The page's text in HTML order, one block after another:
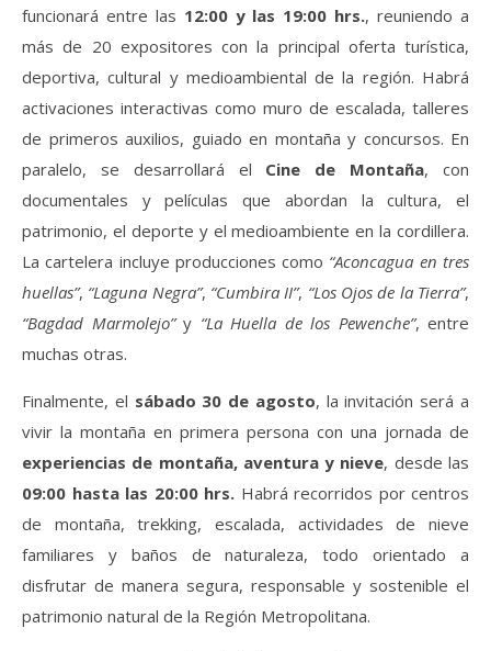
funcionará entre las 12:00 y las 19:00 hrs., reuniendo a
más de 20 expositores con la principal oferta turística,
deportiva, cultural y medioambiental de la región. Habrá
activaciones interactivas como muro de escalada, talleres
de primeros auxilios, guiado en montaña y concursos. En
paralelo, se desarrollará el Cine de Montaña, con
documentales y películas que abordan la cultura, el
patrimonio, el deporte y el medioambiente en la cordillera.
La cartelera incluye producciones como “Aconcagua en tres
huellas”, “Laguna Negra”, “Cumbira II”, “Los Ojos de la Tierra”,
“Bagdad Marmolejo”y “La Huella de los Pewenche”, entre
muchas otras.
Finalmente, el sábado 30 de agosto, la invitación será a
vivir la montaña en primera persona con una jornada de
experiencias de montaña, aventura y nieve, desde las
09:00 hasta las 20:00 hrs. Habrá recorridos por centros
de montaña, trekking, escalada, actividades de nieve
familiares y baños de naturaleza, todo orientado a
disfrutar de manera segura, responsable y sostenible el
patrimonio natural de la Región Metropolitana.